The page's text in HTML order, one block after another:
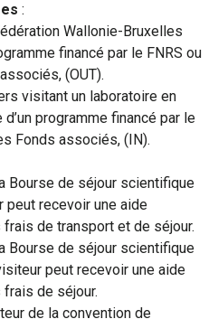
:
Wallonie-Bruxelles
financé par le FNRS ou
(OUT).
visitant un laboratoire en
programme financé par le
Fonds associés, (IN).
Bourse de séjour scientifique
peut recevoir une aide
de transport et de séjour.
Bourse de séjour scientifique
peut recevoir une aide
de séjour.
de la convention de